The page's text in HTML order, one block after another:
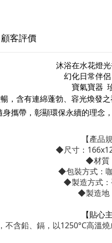
顧客評價
沐浴在水花燈
幻化日常伴
寶氣寶器
，含有連綿蓬勃、容光煥發
身攜帶，彰顯環保永續的理念
【產品
◆尺寸：
◆材質
◆包裝方式：
◆製造方式：
◆製造地
【貼心
不含鉛、鎘，以1250°C高溫